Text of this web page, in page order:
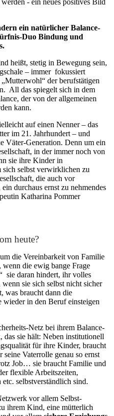
- ein neues positives Bild
ein natürlicher Balance-
Duo Bindung und
heißt, stetig in Bewegung sein,
– immer fokussiert
„Mutterwohl“ der berufstätigen
All das spiegelt sich in dem
der von der allgemeinen
kann.
auf einen Nenner – das
im 21. Jahrhundert – und
Väter-Generation. Denn um ein
in der immer noch von
sie ihre Kinder in
sich selbst verwirklichen zu
die auch vor
durchaus ernst zu nehmendes
Katharina Pommer
heute?
die Vereinbarkeit von Familie
die ewig bange Frage
sie daran hindert, ihr volles
sie sich selbst nicht sicher
was braucht dann die
in den Beruf einsteigen
Netz bei ihrem Balance-
, das sie hält: Neben institutionell
für ihre Kinder, braucht
seine Vaterrolle genau so ernst
Job… sie braucht Familie und
flexible Arbeitszeiten,
selbstverständlich sind.
vor allem Selbst-
ihrem Kind, eine mütterlich